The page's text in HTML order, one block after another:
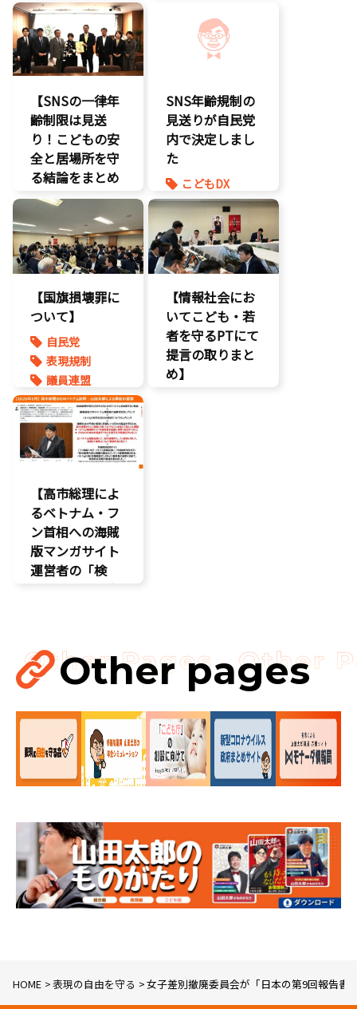
知的財産
経済政策
著作権
エンタメ支援
二次創作保護
著作権
表現規制
エンタメ産業
促進
デジタル著作
国会質疑
海賊版
知的財産
表現規制
質問主意書
【SNSの一律年
齢制限は見送
り！こどもの安
全と居場所を守
る結論をまとめ
ました】
こどもDX
こどもの権利
こども政策
SNS年齢規制の
見送りが自民党
内で決定しまし
た
こどもDX
こどもの権利
こども政策
ゲーム規制
表現規制
【国旗損壊罪に
ついて】
自民党
表現規制
議員連盟
【情報社会にお
いてこども・若
者を守るPTにて
提言の取りまと
め】
【高市総理によ
るベトナム・フ
ン首相への海賊
版マンガサイト
運営者の「検
挙」の要請を実
見直し……
国会
海賊版
Other pages
HOME 表現の自由を守る 女子差別撤廃委員会が「日本の第9回報告書